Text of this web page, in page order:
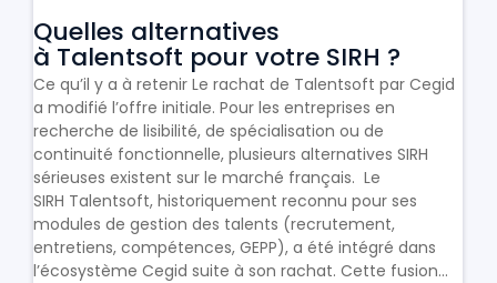
Quelles alternatives
à Talentsoft pour votre SIRH ?
Ce qu’il y a à retenir Le rachat de Talentsoft par Cegid
a modifié l’offre initiale. Pour les entreprises en
recherche de lisibilité, de spécialisation ou de
continuité fonctionnelle, plusieurs alternatives SIRH
sérieuses existent sur le marché français. Le
SIRH Talentsoft, historiquement reconnu pour ses
modules de gestion des talents (recrutement,
entretiens, compétences, GEPP), a été intégré dans
l’écosystème Cegid suite à son rachat. Cette fusion...